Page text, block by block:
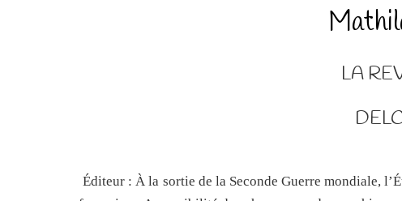
LA
Éditeur : À la sortie de la Seconde Guerre mondiale,